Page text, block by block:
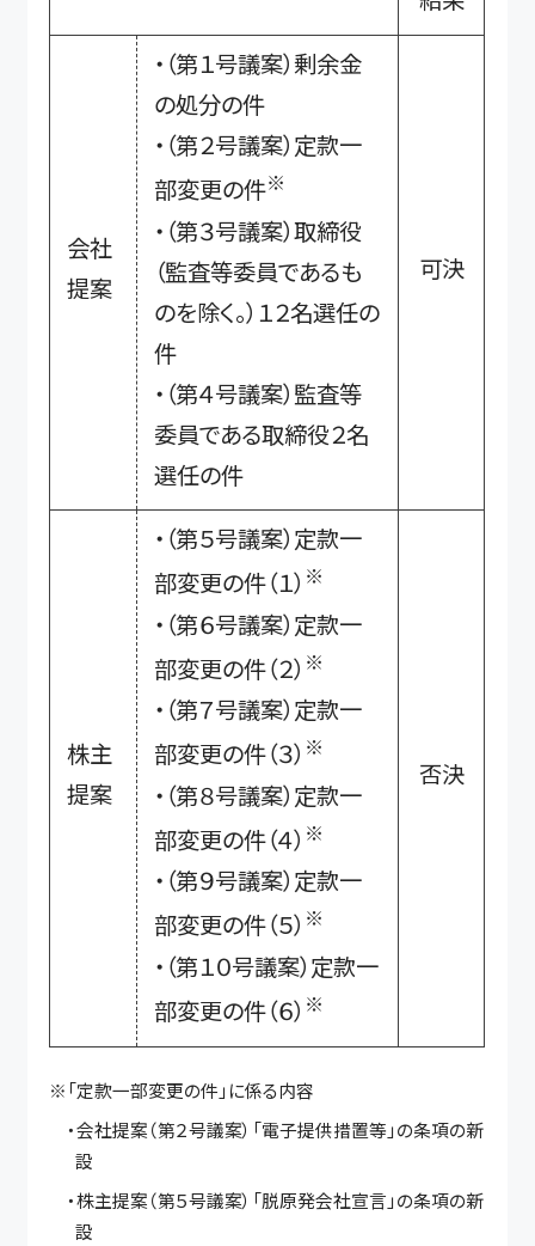
会社
提案
・（第１号議案）剰余金
の処分の件
・（第２号議案）定款一
部変更の件※
・（第３号議案）取締役
（監査等委員であるも
のを除く。）１２名選任の
件
・（第４号議案）監査等
委員である取締役２名
選任の件
可決
株主
提案
・（第５号議案）定款一
部変更の件（１） ※
・（第６号議案）定款一
部変更の件（２） ※
・（第７号議案）定款一
部変更の件（３） ※
・（第８号議案）定款一
部変更の件（４） ※
・（第９号議案）定款一
部変更の件（５） ※
・（第１０号議案）定款一
部変更の件（６） ※
否決
※「定款一部変更の件」に係る内容
・会社提案（第２号議案）「電子提供措置等」の条項の新
設
・株主提案（第５号議案）「脱原発会社宣言」の条項の新
設